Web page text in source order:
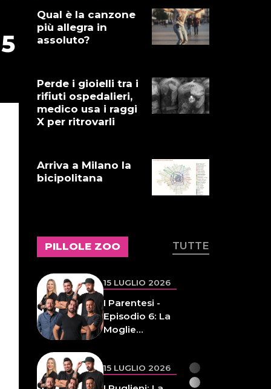
Qual è la canzone
più allegra in
assoluto?
Perde i gioielli tra i
rifiuti ospedalieri,
medico usa i raggi
X per ritrovarli
Arriva a Milano la
bicipolitana
PILLOLE ZOO TUTTE
Episodio 14
16 LUGLIO 2026
Ennio 103:
Revisione alle
Storie Fuffa 13
15 LUGLIO 2026
I Parentesi -
Episodio 6: La
Moglie
15 LUGLIO 2026